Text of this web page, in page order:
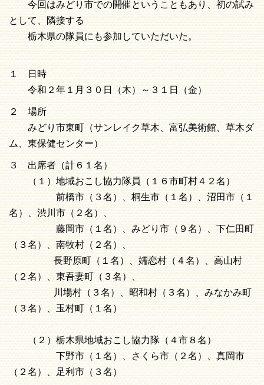
今回はみどり市での開催ということもあり、初の試み
として、隣接する
栃木県の隊員にも参加していただいた。
１ 日時
令和２年１月３０日（木）～３１日（金）
２ 場所
みどり市東町（サンレイク草木、富弘美術館、草木ダ
ム、東保健センター）
３ 出席者（計６１名）
（１）地域おこし協力隊員（１６市町村４２名）
前橋市（３名）、桐生市（１名）、沼田市（１
名）、渋川市（２名）、
藤岡市（１名）、みどり市（９名）、下仁田町
（３名）、南牧村（２名）、
長野原町（１名）、嬬恋村（４名）、高山村
（２名）、東吾妻町（３名）、
川場村（３名）、昭和村（３名）、みなかみ町
（３名）、玉村町（１名）
（２）栃木県地域おこし協力隊（４市８名）
下野市（１名）、さくら市（２名）、真岡市
（２名）、足利市（３名）